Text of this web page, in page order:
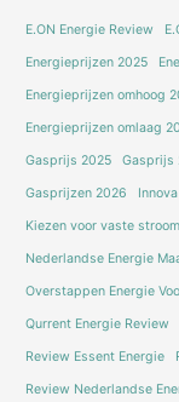
E.ON Energie Review
Energieprijzen 2025
Energieprijzen omhoog
Energieprijzen omlaag
Gasprijs 2025 Gasprijs
Gasprijzen 2026
Kiezen voor vaste
Nederlandse Energie
Overstappen Energie
Qurrent Energie Review
Review Essent Energie
Review Nederlandse